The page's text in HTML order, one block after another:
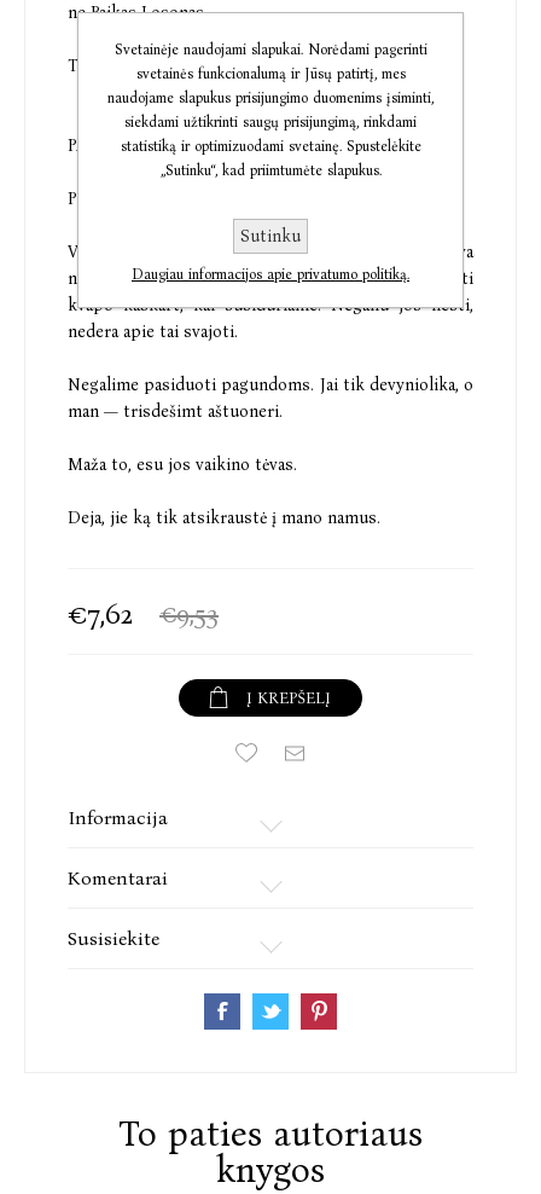
ne Paikas Losonas.
Tai aš turiu vaikiną.
PAIKAS
Priglaudžiau ją po savo stogu, nes norėjau padėti.
Vis dėlto dienoms bėgant paaiškėja, kad lengva
nebus. Privalau liautis apie ją svajojęs, nebesulaikyti
kvapo kaskart, kai susiduriame. Negaliu jos liesti,
nedera apie tai svajoti.
Negalime pasiduoti pagundoms. Jai tik devyniolika, o
man — trisdešimt aštuoneri.
Maža to, esu jos vaikino tėvas.
Deja, jie ką tik atsikraustė į mano namus.
€7,62 €9,53
Į KREPŠELĮ
Informacija
Komentarai
Susisiekite
To paties autoriaus
knygos
Svetainėje naudojami slapukai. Norėdami pagerinti
svetainės funkcionalumą ir Jūsų patirtį, mes
naudojame slapukus prisijungimo duomenims įsiminti,
siekdami užtikrinti saugų prisijungimą, rinkdami
statistiką ir optimizuodami svetainę. Spustelėkite
„Sutinku“, kad priimtumėte slapukus.
Sutinku
Daugiau informacijos apie privatumo politiką.